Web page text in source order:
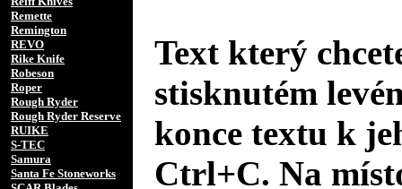
Remette
Remington
REVO
Rike Knife
Robeson
Roper
Rough Ryder
Rough Ryder Reserve
RUIKE
S-TEC
Samura
Santa Fe Stoneworks
Text který
stisknutém
konce textu k
Ctrl+C. Na